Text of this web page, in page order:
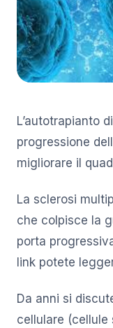
L’autotrapianto
progressione
migliorare il
La sclerosi
che colpisce la
porta
link potete
Da anni si
cellulare (cellule